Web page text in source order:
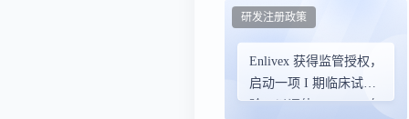
Enlivex 获得监管授权，
启动一项 I 期临床试
验，以评估 Allocetra 在
研发注册政策